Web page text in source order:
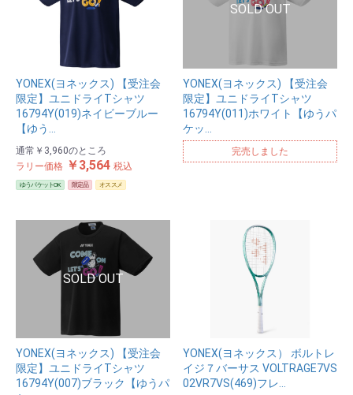
YONEX(ヨネックス) 【受注会
限定】ユニドライTシャツ
16794Y(019)ネイビーブルー
【ゆう…
通常 ￥3,960のところ
ラリー価格 ￥3,564 税込
ゆうパケットOK 限定品 オススメ
YONEX(ヨネックス) 【受注会
限定】ユニドライTシャツ
16794Y(011)ホワイト【ゆうパ
ケッ…
完売しました
YONEX(ヨネックス) 【受注会
限定】ユニドライTシャツ
16794Y(007)ブラック【ゆうパ
YONEX(ヨネックス） ボルトレ
イジ７バーサス VOLTRAGE7VS
02VR7VS(469)フレ…